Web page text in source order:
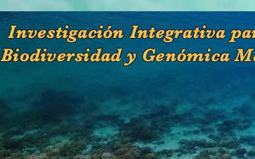
Investigación Integrativa
Biodiversidad y Genómica